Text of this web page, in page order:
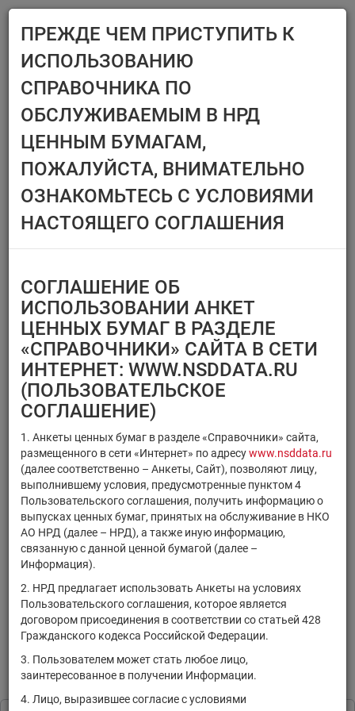
Главная Справочники Ценные бумаги
ЦЕННЫЕ БУМАГИ
ПРЕЖДЕ ЧЕМ ПРИСТУПИТЬ К
ИСПОЛЬЗОВАНИЮ
СПРАВОЧНИКА ПО
ОБСЛУЖИВАЕМЫМ В НРД
ЦЕННЫМ БУМАГАМ,
ПОЖАЛУЙСТА, ВНИМАТЕЛЬНО
ОЗНАКОМЬТЕСЬ С УСЛОВИЯМИ
НАСТОЯЩЕГО СОГЛАШЕНИЯ
СОГЛАШЕНИЕ ОБ
ИСПОЛЬЗОВАНИИ АНКЕТ
ЦЕННЫХ БУМАГ В РАЗДЕЛЕ
«СПРАВОЧНИКИ» САЙТА В СЕТИ
ИНТЕРНЕТ: WWW.NSDDATA.RU
(ПОЛЬЗОВАТЕЛЬСКОЕ
СОГЛАШЕНИЕ)
1. Анкеты ценных бумаг в разделе «Справочники» сайта,
размещенного в сети «Интернет» по адресуwww.nsddata.ru
(далее соответственно – Анкеты, Сайт), позволяют лицу,
выполнившему условия, предусмотренные пунктом 4
Пользовательского соглашения, получить информацию о
выпусках ценных бумаг, принятых на обслуживание в НКО
АО НРД (далее – НРД), а также иную информацию,
связанную с данной ценной бумагой (далее –
Информация).
2. НРД предлагает использовать Анкеты на условиях
Пользовательского соглашения, которое является
договором присоединения в соответствии со статьей 428
Гражданского кодекса Российской Федерации.
3. Пользователем может стать любое лицо,
заинтересованное в получении Информации.
4. Лицо, выразившее согласие с условиями
Эмитент/ИФ/ИП
Тип финансового
инструмента
Перечень ценных бумаг,
по которым
Ценные бумаги,
предназначенные
только для квал.
инвесторов
Тип идентификатора ц.б.
×
Регистрационный номер
×
ISIN
Очистить фильтр
Поиск
РЕЗУЛЬТАТЫ ПОИСКА:
По Вашему запросу данных не найдено. Задайте другие
параметры поиска.
ознакомительных целях в соответствии сПользовательским